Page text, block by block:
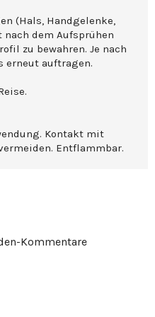
(Hals, Handgelenke,
nach dem Aufsprühen
zu bewahren. Je nach
erneut auftragen.
Kontakt mit
Entflammbar.
Kommentare